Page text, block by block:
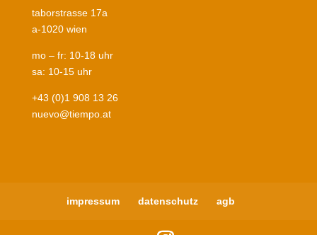
taborstrasse 17a
a-1020 wien
mo – fr: 10-18 uhr
sa: 10-15 uhr
+43 (0)1 908 13 26
nuevo@tiempo.at
impressum datenschutz agb